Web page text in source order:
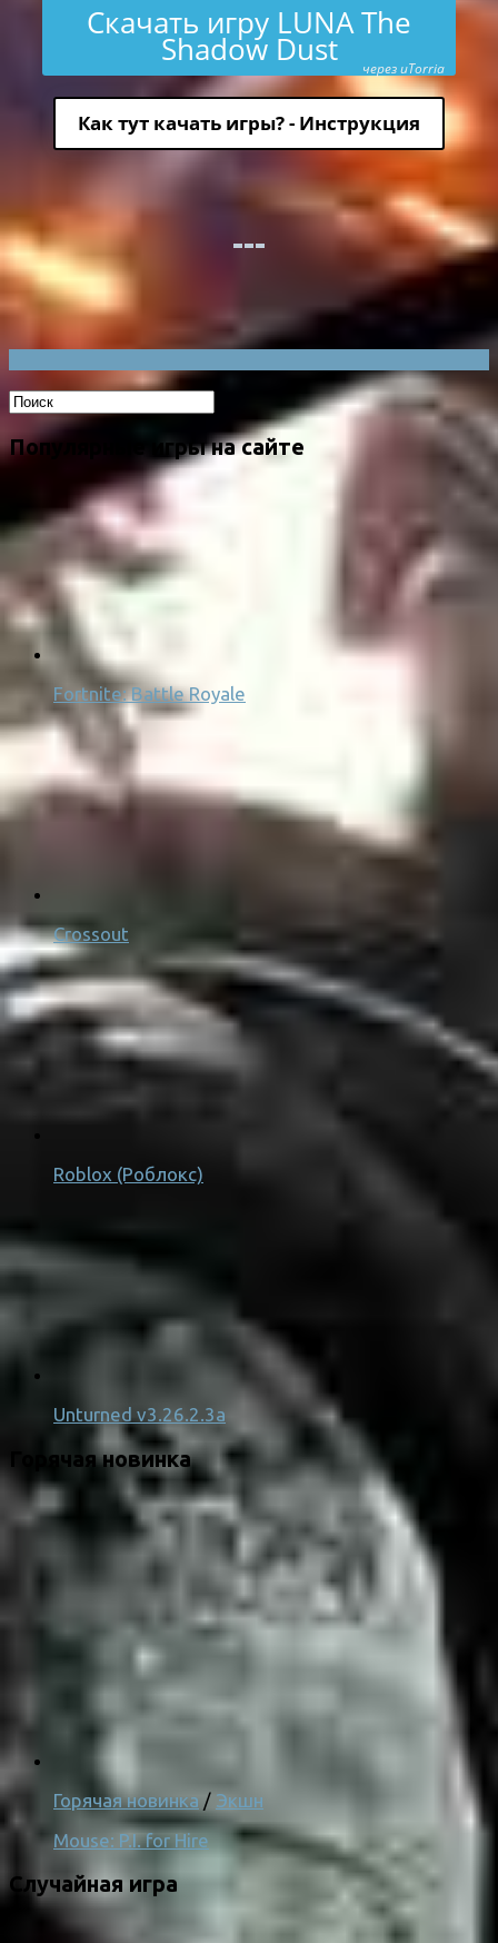
Скачать игру LUNA The
Shadow Dust через uTorria
Как тут качать игры? - Инструкция
Популярные игры на сайте
Fortnite: Battle Royale
Crossout
Roblox (Роблокс)
Unturned v3.26.2.3a
Горячая новинка
Горячая новинка / Экшн
Mouse: P.I. for Hire
Случайная игра